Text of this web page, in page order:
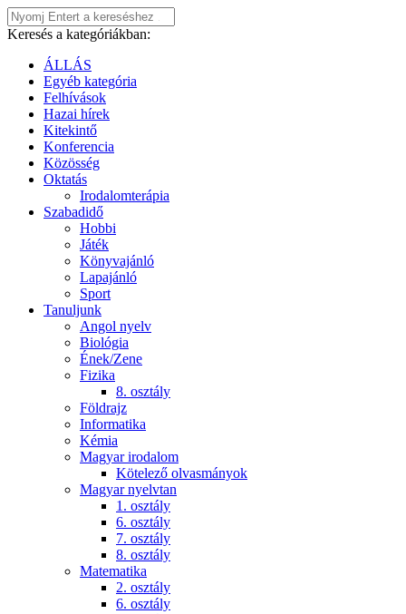
Keresés a kategóriákban:
ÁLLÁS
Egyéb kategória
Felhívások
Hazai hírek
Kitekintő
Konferencia
Közösség
Oktatás
Irodalomterápia
Szabadidő
Hobbi
Játék
Könyvajánló
Lapajánló
Sport
Tanuljunk
Angol nyelv
Biológia
Ének/Zene
Fizika
8. osztály
Földrajz
Informatika
Kémia
Magyar irodalom
Kötelező olvasmányok
Magyar nyelvtan
1. osztály
6. osztály
7. osztály
8. osztály
Matematika
2. osztály
6. osztály